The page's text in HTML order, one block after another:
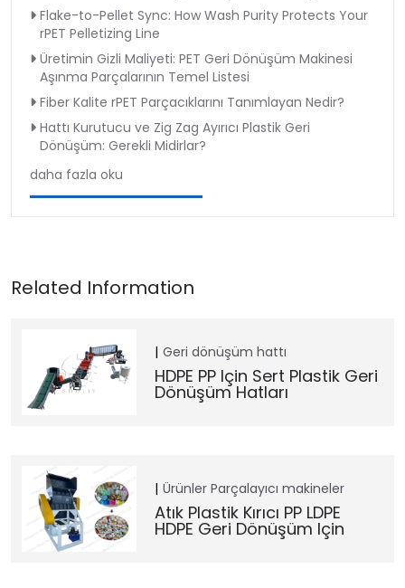
Flake-to-Pellet Sync: How Wash Purity Protects Your
rPET Pelletizing Line
Üretimin Gizli Maliyeti: PET Geri Dönüşüm Makinesi
Aşınma Parçalarının Temel Listesi
Fiber Kalite rPET Parçacıklarını Tanımlayan Nedir?
Hattı Kurutucu ve Zig Zag Ayırıcı Plastik Geri
Dönüşüm: Gerekli Midirlar?
daha fazla oku
Geri dönüşüm hattı
HDPE PP Için Sert Plastik Geri
Dönüşüm Hatları
Ürünler Parçalayıcı makineler
Atık Plastik Kırıcı PP LDPE
HDPE Geri Dönüşüm Için